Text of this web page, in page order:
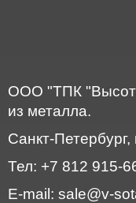
ООО "ТПК
из металла.
Санкт-
Тел: +7 812 915-
E-mail: sale@v-